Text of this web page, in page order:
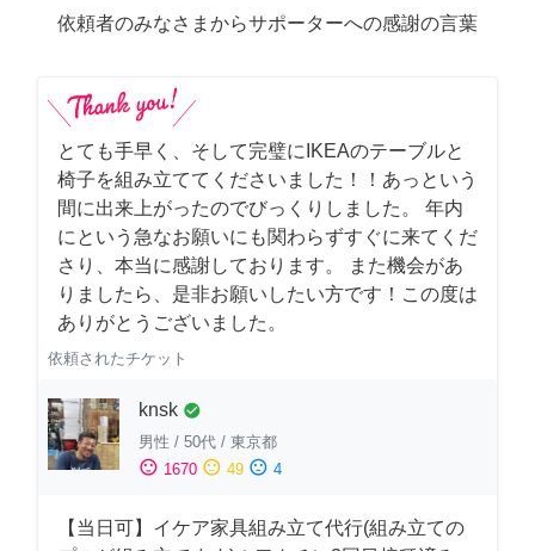
依頼者のみなさまからサポーターへの感謝の言葉
とても手早く、そして完璧にIKEAのテーブルと
椅子を組み立ててくださいました！！あっという
間に出来上がったのでびっくりしました。 年内
にという急なお願いにも関わらずすぐに来てくだ
さり、本当に感謝しております。 また機会があ
りましたら、是非お願いしたい方です！この度は
ありがとうございました。
依頼されたチケット
knsk check_circle
男性 / 50代 / 東京都
sentiment_satisfied 1670 sentiment_neutral 49 sentiment_dissatisfied 4
【当日可】イケア家具組み立て代行(組み立ての